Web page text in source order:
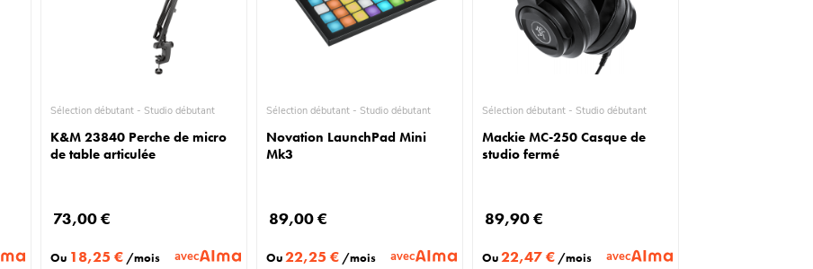
Sélection débutant - Studio débutant
K&M 23840 Perche de micro
de table articulée
73,00 €
Ou 18,25 € /mois avec
Sélection débutant - Studio débutant
Novation LaunchPad Mini
Mk3
89,00 €
Ou22,25 € /mois avec
Sélection débutant - Studio débutant
Mackie MC-250 Casque de
studio fermé
89,90 €
Ou22,47 € /mois avec